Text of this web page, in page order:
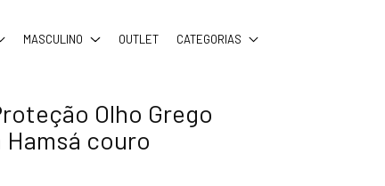
MASCULINO OUTLET CATEGORIAS
Olho Grego
Hamsá couro